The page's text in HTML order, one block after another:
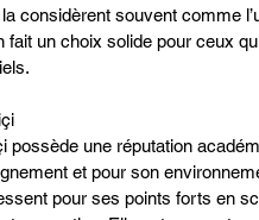
considèrent souvent comme
fait un choix solide pour ceux
possède une réputation
et pour son
pour ses points forts en